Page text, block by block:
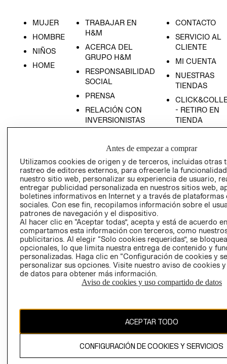
MUJER
HOMBRE
NIÑOS
HOME
TRABAJAR EN
H&M
ACERCA DEL
GRUPO H&M
RESPONSABILIDAD
SOCIAL
PRENSA
RELACIÓN CON
INVERSIONISTAS
EMPRESARIAL
CONTACTO
SERVICIO AL
CLIENTE
MI CUENTA
NUESTRAS
TIENDAS
- RETIRO EN
TIENDA
AVISO DE
PRIVACIDAD
GIFT CARD
AVISO DE
COOKIES
Uruguay ($U)
El contenido de esta página web está protegido por copyright y es
propiedad de H&M Hennes & Mauritz AB.
Antes de empezar a comprar
Utilizamos cookies de origen y de terceros, incluidas otras
rastreo de editores externos, para ofrecerle la
nuestro sitio web, personalizar su experiencia de usuario,
entregar publicidad personalizada en nuestros sitios web,
boletines informativos en Internet y a través de plataformas
sociales. Con ese fin, recopilamos información sobre el
patrones de navegación y el dispositivo.
Al hacer clic en “Aceptar todas”, acepta y está de acuerdo
compartamos esta información con terceros, como
publicitarios. Al elegir “Solo cookies requeridas”, se
opcionales, lo que limita nuestra entrega de contenido y
personalizadas. Haga clic en “Configuración de cookies y
personalizar sus opciones. Visite nuestro aviso de cookies
de datos para obtener más información.
Aviso de cookies y uso compartido de datos
ACEPTAR TODO
CONFIGURACIÓN DE COOKIES Y SERVICIOS